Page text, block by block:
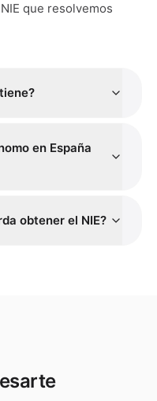
NIE que resolvemos
en España
obtener el NIE?